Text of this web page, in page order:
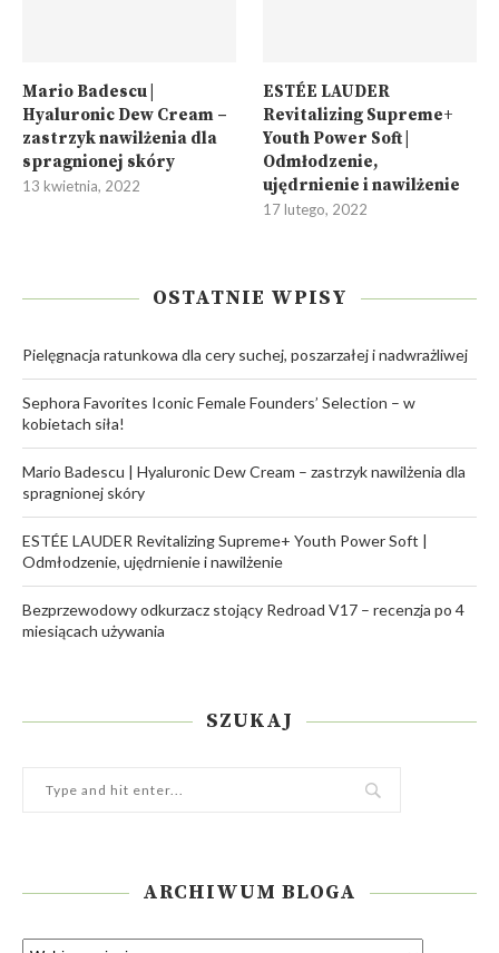
Mario Badescu |
Hyaluronic Dew Cream –
zastrzyk nawilżenia dla
spragnionej skóry
13 kwietnia, 2022
ESTÉE LAUDER
Revitalizing Supreme+
Youth Power Soft |
Odmłodzenie,
ujędrnienie i nawilżenie
17 lutego, 2022
OSTATNIE WPISY
Pielęgnacja ratunkowa dla cery suchej, poszarzałej i nadwrażliwej
Sephora Favorites Iconic Female Founders’ Selection – w
kobietach siła!
Mario Badescu | Hyaluronic Dew Cream – zastrzyk nawilżenia dla
spragnionej skóry
ESTÉE LAUDER Revitalizing Supreme+ Youth Power Soft |
Odmłodzenie, ujędrnienie i nawilżenie
Bezprzewodowy odkurzacz stojący Redroad V17 – recenzja po 4
miesiącach używania
SZUKAJ
ARCHIWUM BLOGA